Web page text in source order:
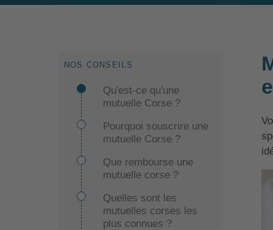
NOS CONSEILS
Qu'est-ce qu'une
mutuelle Corse ?
Pourquoi souscrire une
mutuelle Corse ?
Que rembourse une
mutuelle corse ?
Quelles sont les
mutuelles corses les
plus connues ?